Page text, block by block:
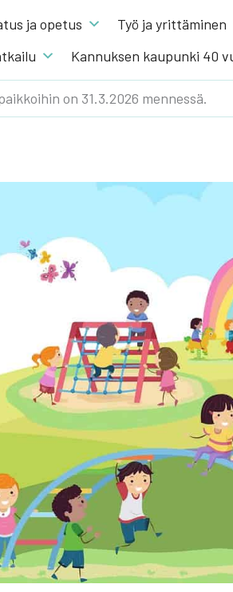
ja ope­tus Työ ja yrit­tä­mi­nen
Kannuksen kaupunki 40
on 31.3.2026 mennessä.